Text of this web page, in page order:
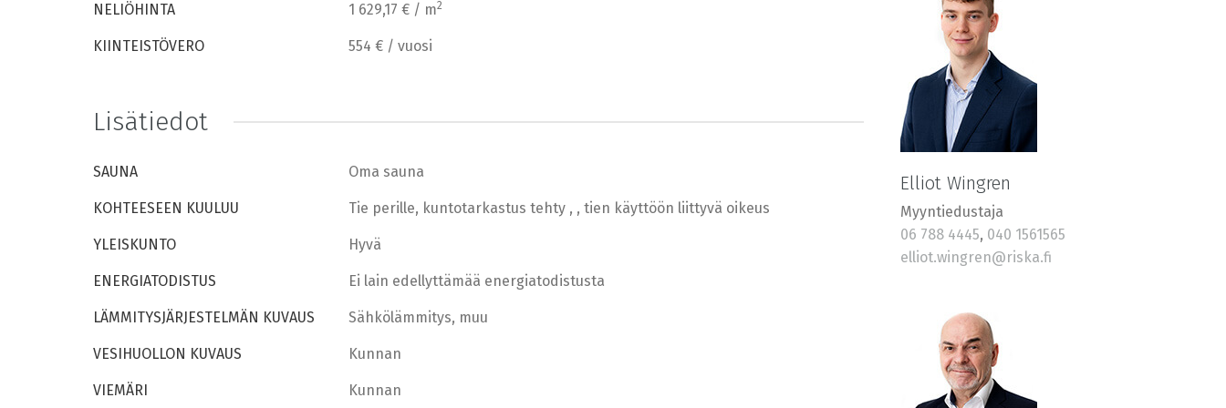
NELIÖHINTA 1 629,17 € / m2
KIINTEISTÖVERO 554 € / vuosi
Lisätiedot
SAUNA Oma sauna
KOHTEESEEN KUULUU Tie perille, kuntotarkastus tehty , , tien käyttöön liittyvä oikeus
YLEISKUNTO Hyvä
ENERGIATODISTUS Ei lain edellyttämää energiatodistusta
LÄMMITYSJÄRJESTELMÄN KUVAUS Sähkölämmitys, muu
VESIHUOLLON KUVAUS Kunnan
VIEMÄRI Kunnan
Elliot Wingren
Myyntiedustaja
06 788 4445, 040 1561565
elliot.wingren@riska.fi